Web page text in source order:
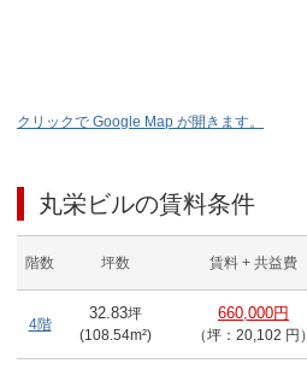
クリックで Google Map が開きます。
丸栄ビルの賃料条件
階数 坪数 賃料 + 共益費
4階
32.83坪
(108.54m²)
660,000円
（坪：20,102 円）